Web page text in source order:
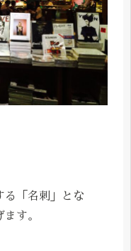
る「名刺」とな
す。